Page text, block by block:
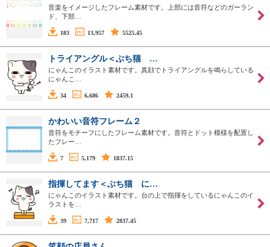
音楽をイメージしたフレーム素材です。上部には音符などのガーラン
ド、下部…
183 13,957 5525.45
トライアングル＜ぶち猫 …
にゃんこのイラスト素材です。真顔でトライアングルを鳴らしている
にゃんこ…
34 6,686 2459.1
かわいい音符フレーム２
音符をモチーフにしたフレーム素材です。音符とドット模様を配置し
たフレー…
7 5,179 1837.15
指揮してます＜ぶち猫 に…
にゃんこのイラスト素材です。台の上で指揮をしているにゃんこのイ
ラストを…
39 7,717 2837.45